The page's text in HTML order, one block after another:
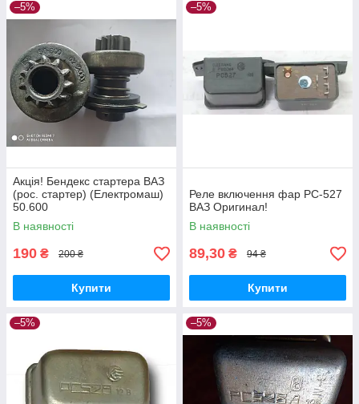
–5%
Акція! Бендекс стартера ВАЗ
(рос. стартер) (Електромаш)
50.600
В наявності
190 ₴ 200 ₴
Купити
–5%
Реле включення фар РС-527
ВАЗ Оригинал!
В наявності
89,30 ₴ 94 ₴
Купити
–5% –5%